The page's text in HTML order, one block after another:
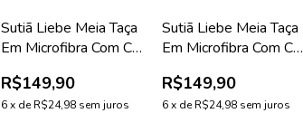
Sutiã Liebe Meia Taça
Em Microfibra Com Cós
R$149,90
6 x deR$24,98 sem juros
Sutiã Liebe Meia Taça
Em Microfibra Com Cós
R$149,90
6 x deR$24,98 sem juros